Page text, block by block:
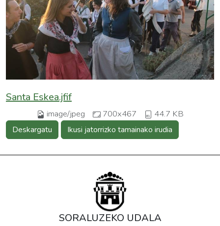
Santa Eskea.jfif
image/jpeg 700x467 44.7 KB
Deskargatu Ikusi jatorrizko tamainako irudia
SORALUZEKO UDALA